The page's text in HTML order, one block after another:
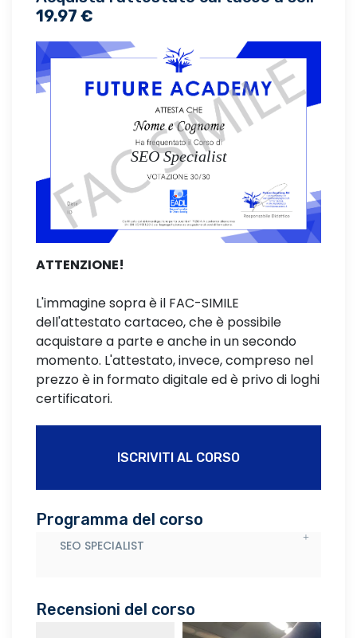
19.97 €
SEO Specialist
ATTENZIONE!
L'immagine sopra è il FAC-SIMILE
dell'attestato cartaceo, che è possibile
acquistare a parte e anche in un secondo
momento. L'attestato, invece, compreso nel
prezzo è in formato digitale ed è privo di loghi
certificatori.
ISCRIVITI AL CORSO
Programma del corso
SEO SPECIALIST
Recensioni del corso